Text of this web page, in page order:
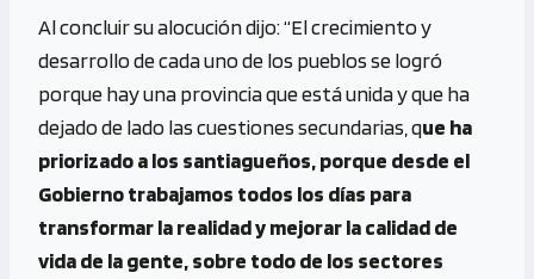
Al concluir su alocución dijo: “El crecimiento y
desarrollo de cada uno de los pueblos se logró
porque hay una provincia que está unida y que ha
dejado de lado las cuestiones secundarias, que ha
priorizado a los santiagueños, porque desde el
Gobierno trabajamos todos los días para
transformar la realidad y mejorar la calidad de
vida de la gente, sobre todo de los sectores